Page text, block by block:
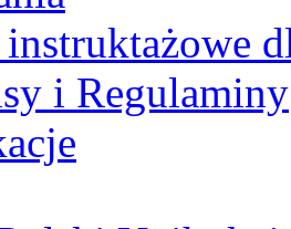
i Regulaminy